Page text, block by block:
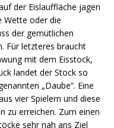
der Eislauffläche jagen
Wette oder die
der gemütlichen
Für letzteres braucht
mit dem Eisstock,
landet der Stock so
„Daube“. Eine
vier Spielern und diese
zu erreichen. Zum einen
sehr nah ans Ziel